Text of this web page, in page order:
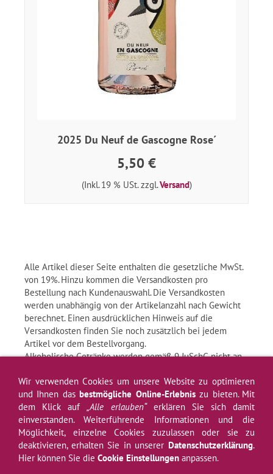
2025 Du Neuf de Gascogne Rose´
5,50 €
(Inkl. 19 % USt. zzgl.Versand)
Alle Artikel dieser Seite enthalten die gesetzliche MwSt.
von 19%. Hinzu kommen die Versandkosten pro
Bestellung nach Kundenauswahl. Die Versandkosten
werden unabhängig von der Artikelanzahl nach Gewicht
berechnet. Einen ausdrücklichen Hinweis auf die
Versandkosten finden Sie noch zusätzlich bei jedem
Artikel vor dem Bestellvorgang.
Alkoholische Getränke werden gemäß 9 JuSchG nicht an
ImpressumAGBWiderrufsrechtWiderrufsformularDatenschutz
HilfeNewsletterVersandKontaktÜber unsWeinprobeZahlung
Cookies Jugendschutz
Wir verwenden Cookies um unsere Website zu optimieren
und Ihnen dasbestmögliche Online-Erlebniszu bieten. Mit
dem Klick auf„Alle erlauben“erklären Sie sich damit
einverstanden. Weiterführende Informationen und die
Möglichkeit, einzelne Cookies zuzulassen oder sie zu
deaktivieren, erhalten Sie in unserer Datenschutzerklärung.
Hier können Sie die Cookie Einstellungen anpassen.